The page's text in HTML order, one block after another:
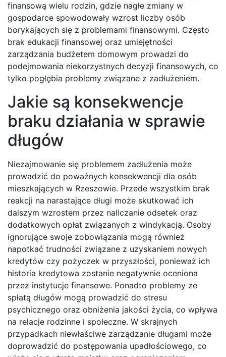
finansową wielu rodzin, gdzie nagłe zmiany w
gospodarce spowodowały wzrost liczby osób
borykających się z problemami finansowymi. Często
brak edukacji finansowej oraz umiejętności
zarządzania budżetem domowym prowadzi do
podejmowania niekorzystnych decyzji finansowych, co
tylko pogłębia problemy związane z zadłużeniem.
Jakie są konsekwencje
braku działania w sprawie
długów
Niezajmowanie się problemem zadłużenia może
prowadzić do poważnych konsekwencji dla osób
mieszkających w Rzeszowie. Przede wszystkim brak
reakcji na narastające długi może skutkować ich
dalszym wzrostem przez naliczanie odsetek oraz
dodatkowych opłat związanych z windykacją. Osoby
ignorujące swoje zobowiązania mogą również
napotkać trudności związane z uzyskaniem nowych
kredytów czy pożyczek w przyszłości, ponieważ ich
historia kredytowa zostanie negatywnie oceniona
przez instytucje finansowe. Ponadto problemy ze
spłatą długów mogą prowadzić do stresu
psychicznego oraz obniżenia jakości życia, co wpływa
na relacje rodzinne i społeczne. W skrajnych
przypadkach niewłaściwe zarządzanie długami może
doprowadzić do postępowania upadłościowego, co